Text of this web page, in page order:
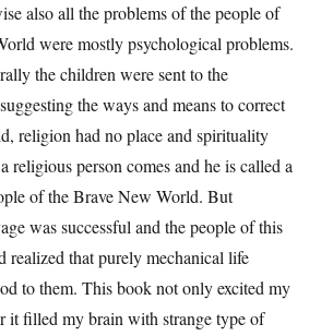
also all the pro­blems of the people of
were mostly psychologi­cal problems.
the children were sent to the
the ways and means to correct
religion had no place and spirituality
religious person comes and he is called a
of the Brave New World. But
was successful and the people of this
realized that purely mechanical life
to them. This book not only excited my
it filled my brain with strange type of